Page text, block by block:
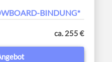
BINDUNG*
ca. 255 €